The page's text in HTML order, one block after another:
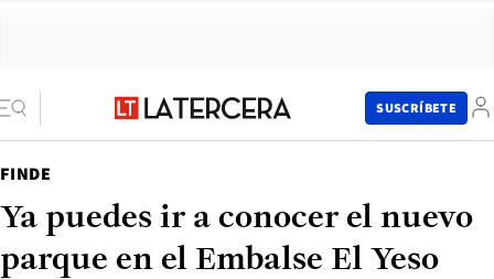
SUSCRÍBETE
FINDE
Ya puedes ir a conocer el nuevo
parque en el Embalse El Yeso